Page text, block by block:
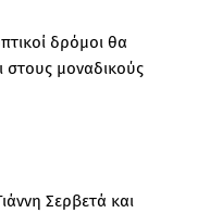
δρόμοι θα
στους μοναδικούς
Σερβετά και